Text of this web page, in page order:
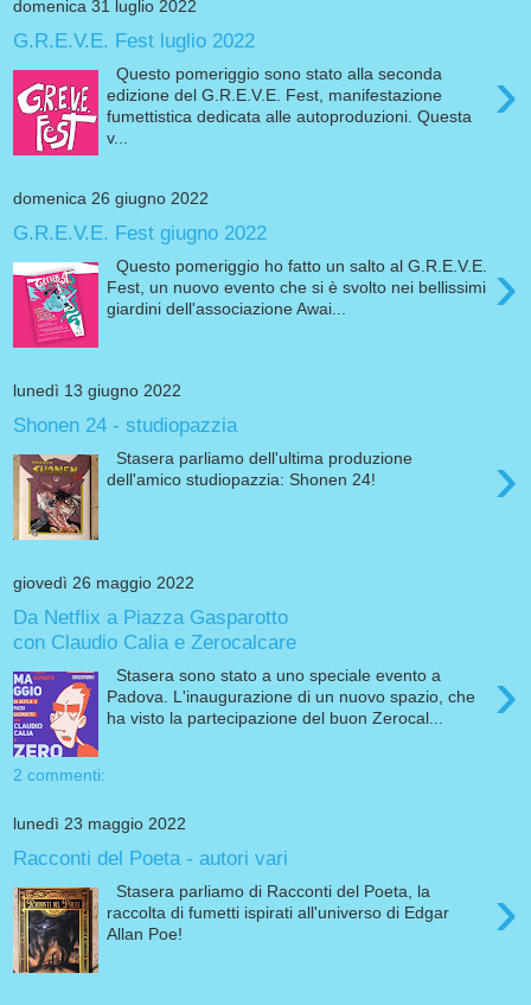
domenica 31 luglio 2022
G.R.E.V.E. Fest luglio 2022
›
Questo pomeriggio sono stato alla seconda
edizione del G.R.E.V.E. Fest, manifestazione
fumettistica dedicata alle autoproduzioni. Questa
v...
domenica 26 giugno 2022
G.R.E.V.E. Fest giugno 2022
›
Questo pomeriggio ho fatto un salto al G.R.E.V.E.
Fest, un nuovo evento che si è svolto nei bellissimi
giardini dell'associazione Awai...
lunedì 13 giugno 2022
Shonen 24 - studiopazzia
›
Stasera parliamo dell'ultima produzione
dell'amico studiopazzia: Shonen 24!
giovedì 26 maggio 2022
Da Netflix a Piazza Gasparotto
con Claudio Calia e Zerocalcare
›
Stasera sono stato a uno speciale evento a
Padova. L'inaugurazione di un nuovo spazio, che
ha visto la partecipazione del buon Zerocal...
2 commenti:
lunedì 23 maggio 2022
Racconti del Poeta - autori vari
›
Stasera parliamo di Racconti del Poeta, la
raccolta di fumetti ispirati all'universo di Edgar
Allan Poe!